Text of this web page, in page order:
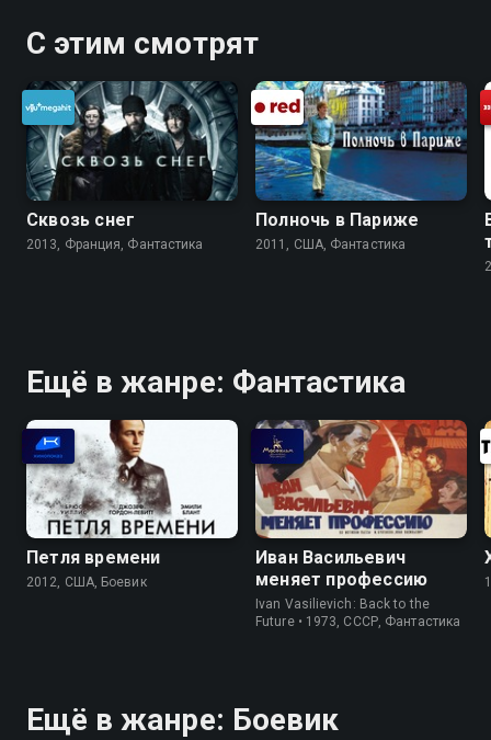
С этим смотрят
Сквозь снег
2013, Франция, Фантастика
Полночь в Париже
2011, США, Фантастика
Ещё в жанре: Фантастика
Петля времени
2012, США, Боевик
Иван Васильевич
меняет профессию
Ivan Vasilievich: Back to the
Future • 1973, СССР, Фантастика
Ещё в жанре: Боевик